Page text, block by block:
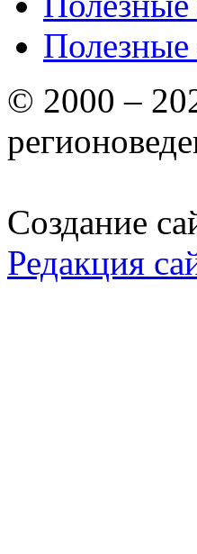
© 2000 –
Создание
Редакция